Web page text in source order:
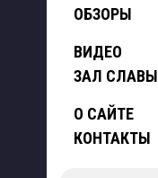
ОБЗОРЫ
ВИДЕО
ЗАЛ СЛАВЫ
О САЙТЕ
КОНТАКТЫ